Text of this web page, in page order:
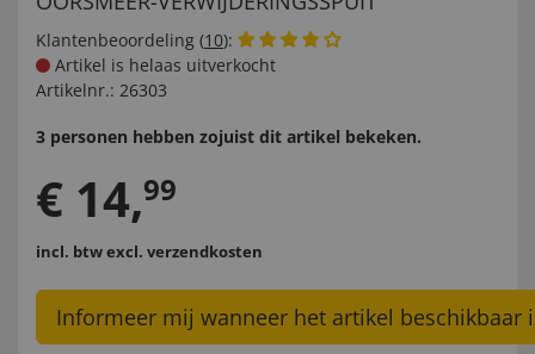
Klantenbeoordeling (10):
Artikel is helaas uitverkocht
Artikelnr.: 26303
3 personen hebben zojuist dit artikel bekeken.
€ 14,99
incl. btwexcl. verzendkosten
Informeer mij wanneer het artikel beschikbaar